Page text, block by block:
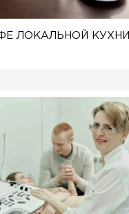
ЛОКАЛЬНОЙ КУХНИ